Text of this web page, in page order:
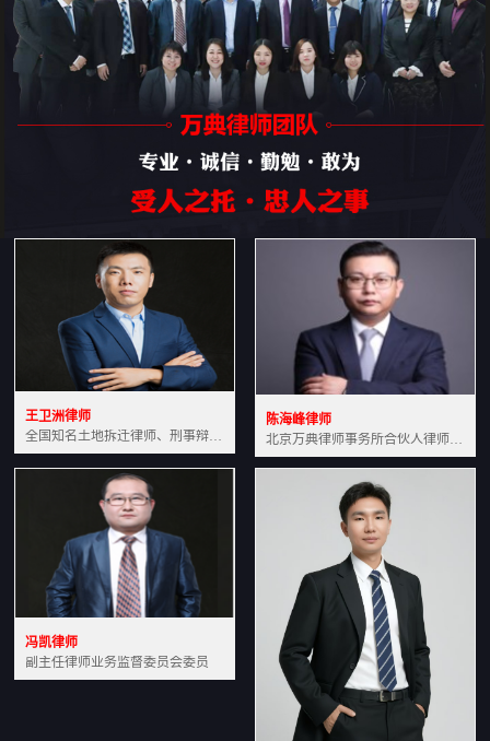
王卫洲律师
全国知名土地拆迁律师、刑事辩护律师北京万典律师事务所主任中国法学会会员北京市行政法研究会理事
陈海峰律师
北京万典律师事务所合伙人律师土地房产专业资深律师
冯凯律师
副主任律师业务监督委员会委员